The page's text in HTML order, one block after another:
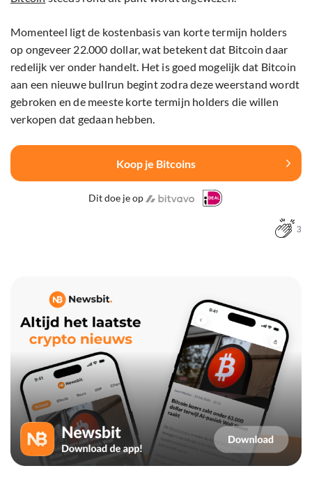
Momenteel ligt de kostenbasis van korte termijn holders
op ongeveer 22.000 dollar, wat betekent dat Bitcoin daar
redelijk ver onder handelt. Het is goed mogelijk dat Bitcoin
aan een nieuwe bullrun begint zodra deze weerstand wordt
gebroken en de meeste korte termijn holders die willen
verkopen dat gedaan hebben.
Koop je Bitcoins
Dit doe je op
3